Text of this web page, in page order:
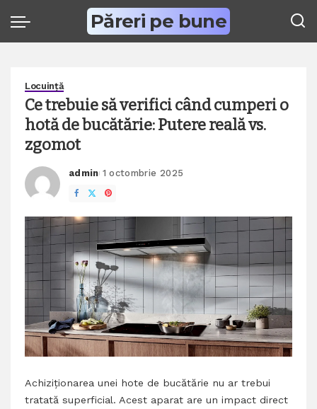
Păreri pe bune
Locuință
Ce trebuie să verifici când cumperi o
hotă de bucătărie: Putere reală vs.
zgomot
Posted
by
admin 1 octombrie 2025
Achiziționarea unei hote de bucătărie nu ar trebui
tratată superficial. Acest aparat are un impact direct